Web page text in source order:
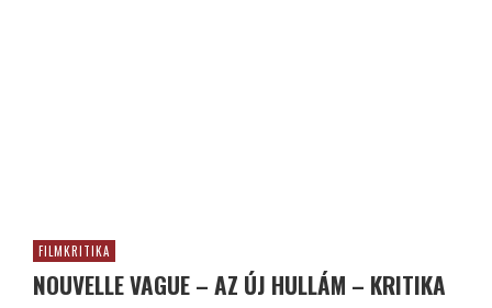
FILMKRITIKA
NOUVELLE VAGUE – AZ ÚJ HULLÁM – KRITIKA